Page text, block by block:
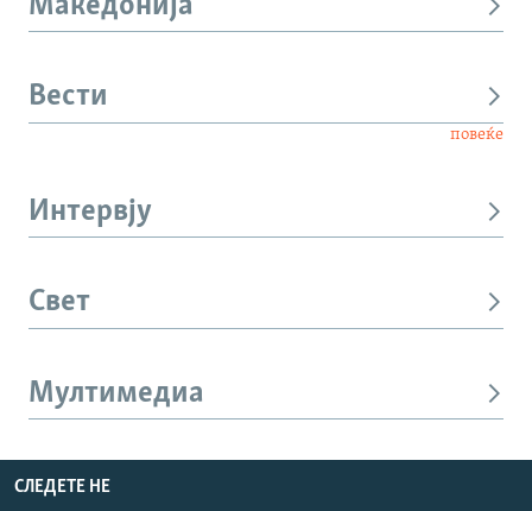
Вести
повеќе
Интервју
Свет
Мултимедиа
СЛЕДЕТЕ НЕ